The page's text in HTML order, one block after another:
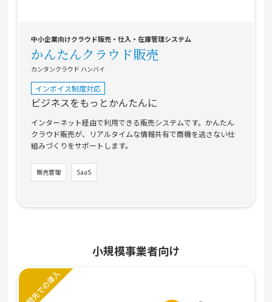
中小企業向けクラウド販売・仕入・在庫管理システム
かんたんクラウド販売
カンタンクラウド ハンバイ
インボイス制度対応
ビジネスをもっとかんたんに
インターネット経由で利用できる販売システムです。かんたん
クラウド販売が、リアルタイムな情報共有で商機を逃さない仕
組みづくりをサポートします。
販売管理 SaaS
小規模事業者向け